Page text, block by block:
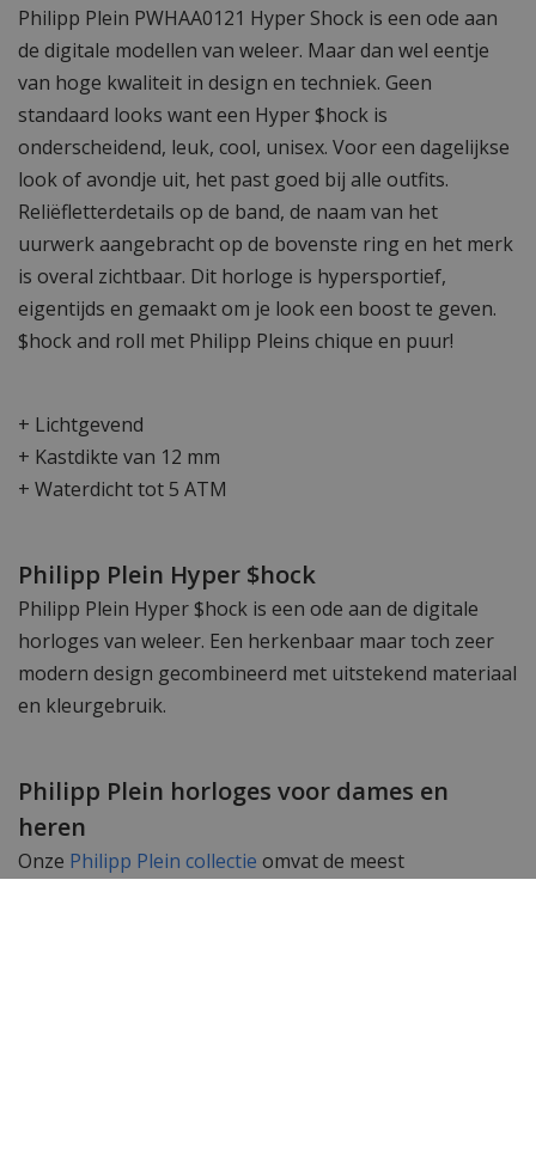
Philipp Plein PWHAA0121 Hyper Shock is een ode aan
de digitale modellen van weleer. Maar dan wel eentje
van hoge kwaliteit in design en techniek. Geen
standaard looks want een Hyper $hock is
onderscheidend, leuk, cool, unisex. Voor een dagelijkse
look of avondje uit, het past goed bij alle outfits.
Reliëfletterdetails op de band, de naam van het
uurwerk aangebracht op de bovenste ring en het merk
is overal zichtbaar. Dit horloge is hypersportief,
eigentijds en gemaakt om je look een boost te geven.
$hock and roll met Philipp Pleins chique en puur!
+ Lichtgevend
+ Kastdikte van 12 mm
+ Waterdicht tot 5 ATM
Philipp Plein Hyper $hock
Philipp Plein Hyper $hock is een ode aan de digitale
horloges van weleer. Een herkenbaar maar toch zeer
modern design gecombineerd met uitstekend materiaal
en kleurgebruik.
Philipp Plein horloges voor dames en
heren
Onze Philipp Plein collectie omvat de meest